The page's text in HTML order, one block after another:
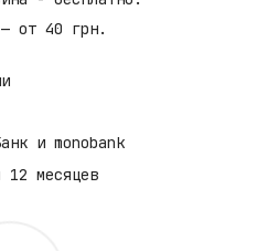
от 40 грн.
и monobank
12 месяцев